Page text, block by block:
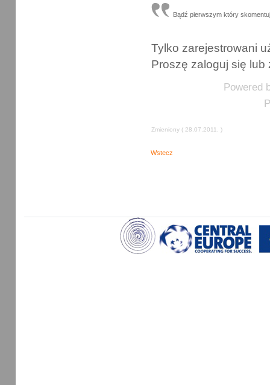
Bądź pierwszym który
Tylko zarejestrowani
Proszę zaloguj się lub
Powered
Zmieniony ( 28.07.2011. )
Wstecz